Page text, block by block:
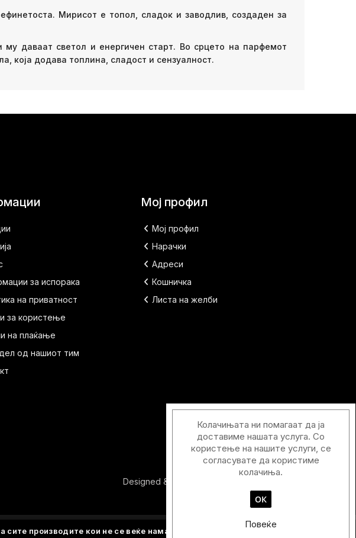
Мирисот е топол, сладок и заводлив, создаден за
даваат светол и енергичен старт. Во срцето на парфемот
која додава топлина, сладост и сензуалност.
за испорака
на приватност
за користење
на плаќање
од нашиот тим
Мој профил
Мој профил
Нарачки
Адреси
Кошничка
Листа на желби
Designed & Developed with
сите производите кои не се веќе намалени.
Колачињата ни помагаат да ја
доставиме нашата услуга. Со
користење на нашите услуги, се
согласувате да користиме
колачиња.
ОК
Повеќе